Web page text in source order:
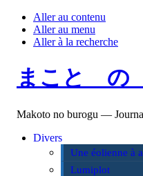
Aller au contenu
Aller au menu
Aller à la recherche
まこと の
Makoto no burogu —
Divers
Une éolienne à
Lumiplot